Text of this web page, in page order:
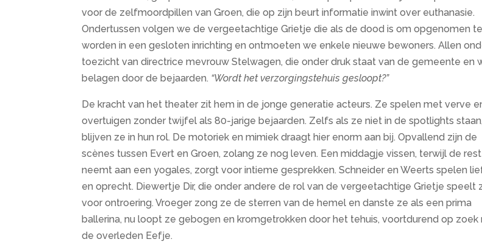
voor de zelfmoordpillen van Groen, die op zijn beurt informatie inwint over euthanasie.
Ondertussen volgen we de vergeetachtige Grietje die als de dood is om opgenomen te
worden in een gesloten inrichting en ontmoeten we enkele nieuwe bewoners. Allen
toezicht van directrice mevrouw Stelwagen, die onder druk staat van de gemeente en
belagen door de bejaarden. “Wordt het verzorgingstehuis gesloopt?”
De kracht van het theater zit hem in de jonge generatie acteurs. Ze spelen met verve
overtuigen zonder twijfel als 80-jarige bejaarden. Zelfs als ze niet in de spotlights staan,
blijven ze in hun rol. De motoriek en mimiek draagt hier enorm aan bij. Opvallend zijn de
scènes tussen Evert en Groen, zolang ze nog leven. Een middagje vissen, terwijl de
neemt aan een yogales, zorgt voor intieme gesprekken. Schneider en Weerts spelen
en oprecht. Diewertje Dir, die onder andere de rol van de vergeetachtige Grietje speelt
voor ontroering. Vroeger zong ze de sterren van de hemel en danste ze als een prima
ballerina, nu loopt ze gebogen en kromgetrokken door het tehuis, voortdurend op zoek
de overleden Eefje.